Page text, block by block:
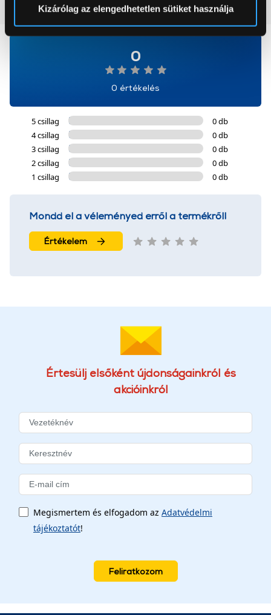
Sütinyilatkozathoz való hozzájárulását.
cookie-k személyazonosítására nem alkalmasak,
szolgáltatásaink biztosításához szükségesek. Az oldal
használatával Ön elfogadja a cookie-k használatát.
Kizárólag az elengedhetetlen sütiket használja
Vásárlói vélemények(0)
0
0 értékelés
5 csillag
0 db
4 csillag
0 db
3 csillag
0 db
2 csillag
0 db
1 csillag
0 db
Mondd el a véleményed erről a termékről!
Értékelem
Értesülj elsőként újdonságainkról és
akcióinkról
Megismertem és elfogadom az Adatvédelmi
tájékoztatót!
Feliratkozom